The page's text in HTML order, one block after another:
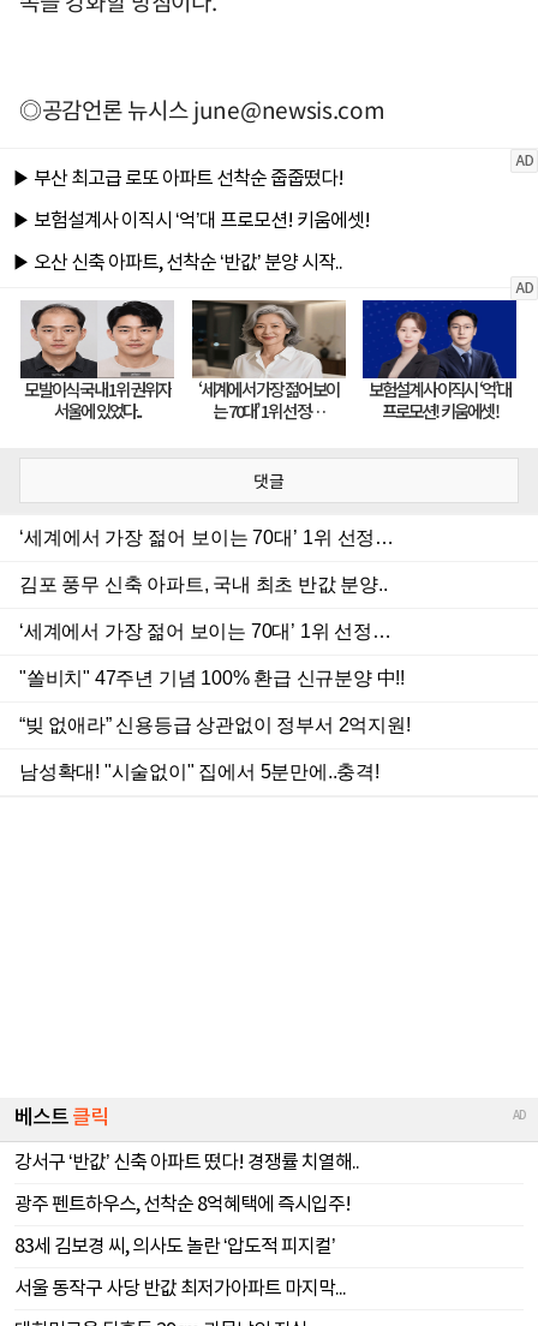
◎공감언론 뉴시스june@newsis.com
댓글